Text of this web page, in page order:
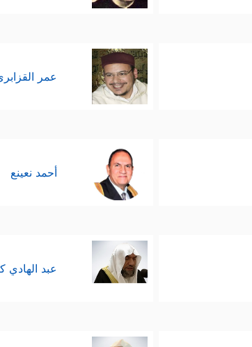
عمر
أحمد نعينع
عبد الهادي